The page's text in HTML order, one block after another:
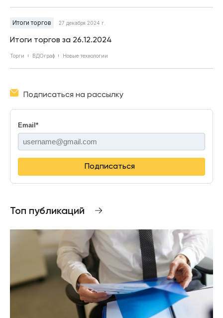
Итоги торгов 27 декабря 2024 г.
Итоги торгов за 26.12.2024
Торги ВДОграф Новые технологии
Подписаться на рассылку
Email *
Подписаться
Топ публикаций